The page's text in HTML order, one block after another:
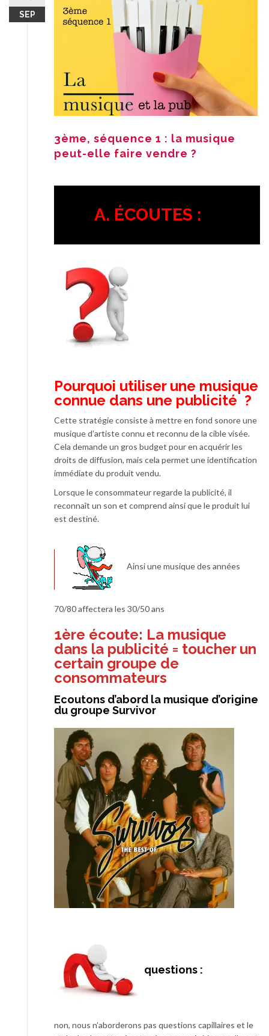
SEP
3ème, séquence 1 : la musique
peut-elle faire vendre ?
A. ÉCOUTES :
Pourquoi utiliser une musique
connue dans une publicité ?
Cette stratégie consiste à mettre en fond sonore une
musique d’artiste connu et reconnu de la cible visée.
Cela demande un gros budget pour en acquérir les
droits de diffusion, mais cela permet une identification
immédiate du produit vendu.
Lorsque le consommateur regarde la publicité, il
reconnaît un son et comprend ainsi que le produit lui
est destiné.
Ainsi une musique des années
70/80 affectera les 30/50 ans
1ère écoute: La musique
dans la publicité = toucher un
certain groupe de
consommateurs
Ecoutons d’abord la musique d’origine
du groupe Survivor
questions :
non, nous n’aborderons pas questions capillaires et le